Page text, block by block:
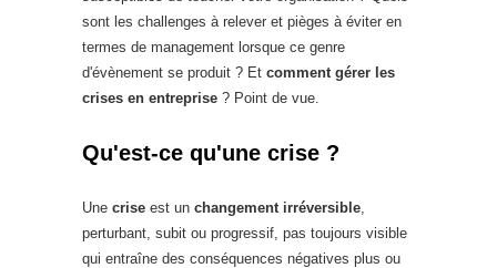
sont les challenges à relever et pièges à éviter en
termes de management lorsque ce genre
d'évènement se produit ? Et comment gérer les
crises en entreprise ? Point de vue.
Qu'est-ce qu'une crise ?
Une crise est un changement irréversible,
perturbant, subit ou progressif, pas toujours visible
qui entraîne des conséquences négatives plus ou